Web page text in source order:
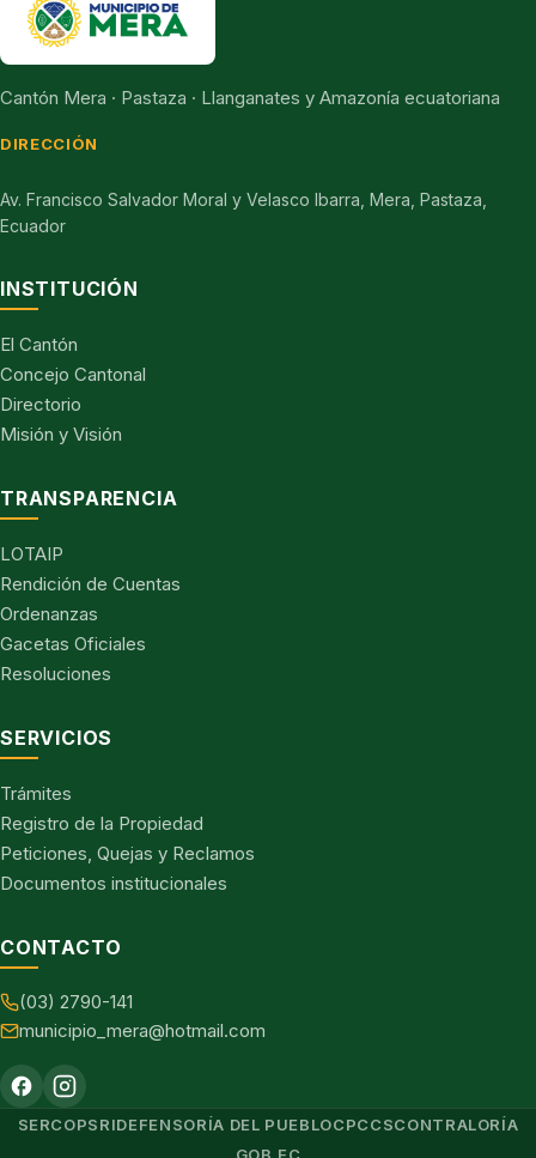
Cantón Mera · Pastaza · Llanganates y Amazonía ecuatoriana
DIRECCIÓN
Av. Francisco Salvador Moral y Velasco Ibarra, Mera, Pastaza,
Ecuador
INSTITUCIÓN
El Cantón
Concejo Cantonal
Directorio
Misión y Visión
TRANSPARENCIA
LOTAIP
Rendición de Cuentas
Ordenanzas
Gacetas Oficiales
Resoluciones
SERVICIOS
Trámites
Registro de la Propiedad
Peticiones, Quejas y Reclamos
Documentos institucionales
CONTACTO
(03) 2790-141
municipio_mera@hotmail.com
SERCOPSRIDEFENSORÍA DEL PUEBLOCPCCSCONTRALORÍA